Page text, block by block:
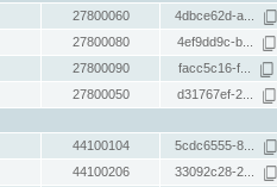
27800060 4dbce62d-a...
27800080 4ef9dd9c-b...
27800090 facc5c16-f...
27800050 d31767ef-2...
44100104 5cdc6555-8...
44100206 33092c28-2...